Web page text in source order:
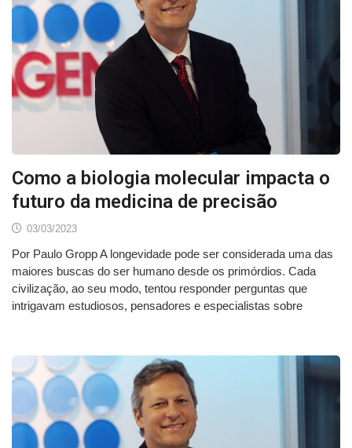
Como a biologia molecular impacta o
futuro da medicina de precisão
03/03/2023
Por Paulo Gropp A longevidade pode ser considerada uma das
maiores buscas do ser humano desde os primórdios. Cada
civilização, ao seu modo, tentou responder perguntas que
intrigavam estudiosos, pensadores e especialistas sobre